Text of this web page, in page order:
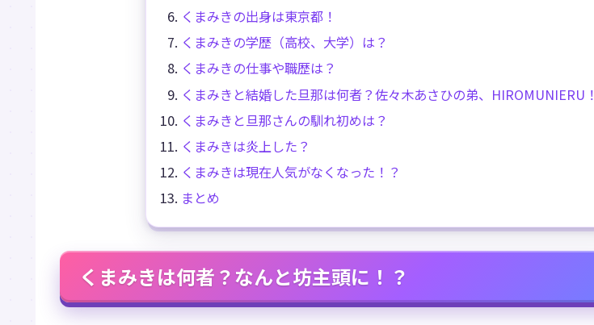
くまみきの出身は東京都！
くまみきの学歴（高校、大学）は？
くまみきの仕事や職歴は？
くまみきと結婚した旦那は何者？佐々木あさひの弟、HIROMUNIERU！
くまみきと旦那さんの馴れ初めは？
くまみきは炎上した？
くまみきは現在人気がなくなった！？
まとめ
くまみきは何者？なんと坊主頭に！？